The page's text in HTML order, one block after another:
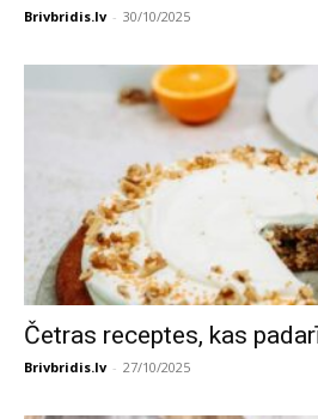
Brivbridis.lv - 30/10/2025
Četras receptes, kas
Brivbridis.lv - 27/10/2025